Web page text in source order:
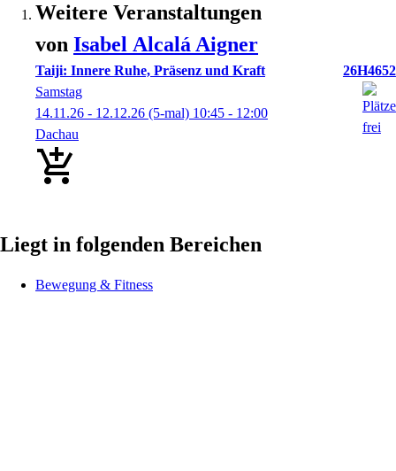
Weitere Veranstaltungen
von Isabel Alcalá Aigner
Taiji: Innere Ruhe, Präsenz und Kraft
26H4652
Samstag
14.11.26 - 12.12.26 (5-mal) 10:45 - 12:00
Dachau
Liegt in folgenden Bereichen
Bewegung & Fitness